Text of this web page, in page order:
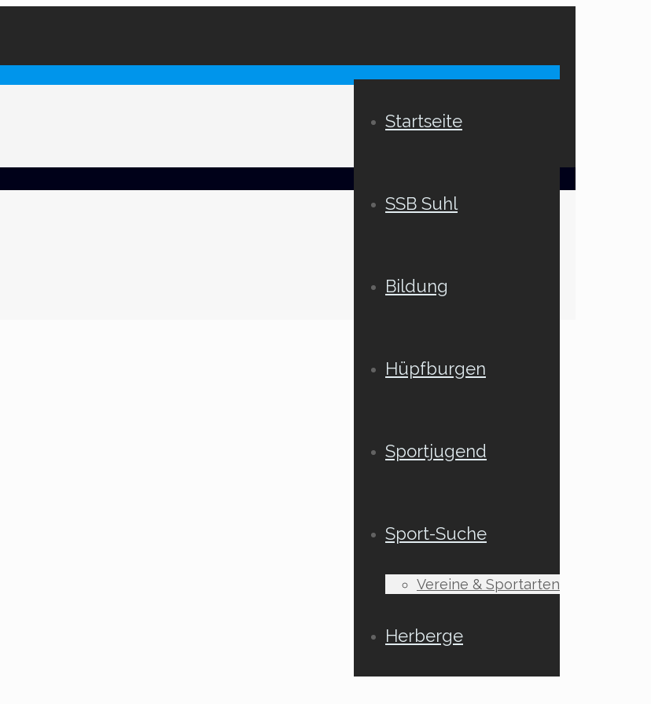
Startseite
SSB Suhl
Bildung
Hüpfburgen
Sportjugend
Sport-Suche
Vereine & Sportarten
Herberge